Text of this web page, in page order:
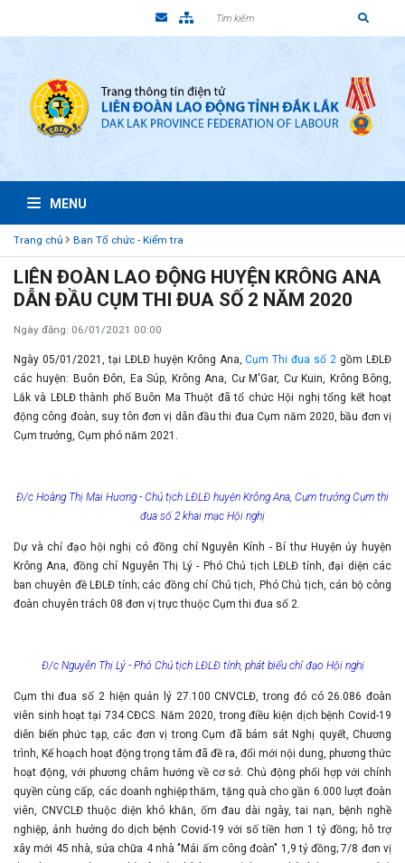
MENU
Trang chủ Ban Tổ chức - Kiểm tra
LIÊN ĐOÀN LAO ĐỘNG HUYỆN KRÔNG ANA
DẪN ĐẦU CỤM THI ĐUA SỐ 2 NĂM 2020
Ngày đăng: 06/01/2021 00:00
Ngày 05/01/2021, tại LĐLĐ huyện Krông Ana,Cụm Thi đua số 2 gồm LĐLĐ
các huyện: Buôn Đôn, Ea Súp, Krông Ana, Cư M'Gar, Cư Kuin, Krông Bông,
Lắk và LĐLĐ thành phố Buôn Ma Thuột đã tổ chức Hội nghị tổng kết hoạt
động công đoàn, suy tôn đơn vị dẫn đầu thi đua Cụm năm 2020, bầu đơn vị
Cụm trưởng, Cụm phó năm 2021.
Đ/c Hoàng Thị Mai Hương - Chủ tịch LĐLĐ huyện Krông Ana, Cụm trưởng Cụm thi
đua số 2 khai mạc Hội nghị
Dự và chỉ đạo hội nghị có đồng chí Nguyễn Kính - Bí thư Huyện ủy huyện
Krông Ana, đồng chí Nguyễn Thị Lý - Phó Chủ tịch LĐLĐ tỉnh, đại diện các
ban chuyên đề LĐLĐ tỉnh; các đồng chí Chủ tịch, Phó Chủ tịch, cán bộ công
đoàn chuyên trách 08 đơn vị trực thuộc Cụm thi đua số 2.
Đ/c Nguyễn Thị Lý - Phó Chủ tịch LĐLĐ tỉnh, phát biểu chỉ đạo Hội nghị
Cụm thi đua số 2 hiện quản lý 27.100 CNVCLĐ, trong đó có 26.086 đoàn
viên sinh hoạt tại 734 CĐCS. Năm 2020, trong điều kiện dịch bệnh Covid-19
diễn biến phức tạp, các đơn vị trong Cụm đã bám sát Nghị quyết, Chương
trình, Kế hoạch hoạt động trọng tâm đã đề ra, đổi mới nội dung, phương thức
hoạt động, với phương châm hướng về cơ sở. Chủ động phối hợp với chính
quyền cùng cấp, các doanh nghiệp thăm, tặng quà cho gần 6.000 lượt đoàn
viên, CNVCLĐ thuộc diện khó khăn, ốm đau dài ngày, tai nạn, bệnh nghề
nghiệp, ảnh hưởng do dịch bệnh Covid-19 với số tiền hơn 1 tỷ đồng; hỗ trợ
xây mới 45 nhà, sửa chữa 4 nhà "Mái ấm công đoàn" 1,9 tỷ đồng; 7/8 đơn vị